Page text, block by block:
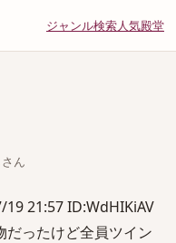
ジャンル検索人気殿堂
ん
21:57 ID:WdHIKiAV
ったけど全員ツイン